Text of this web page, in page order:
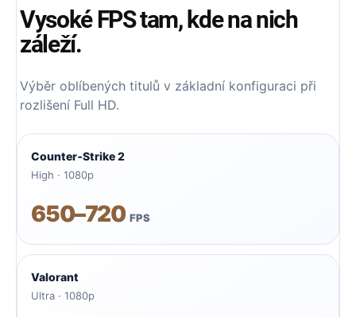
Vysoké FPS tam, kde na nich
záleží.
Výběr oblíbených titulů v základní konfiguraci při
rozlišení Full HD.
Counter‑Strike 2
High · 1080p
650–720FPS
Valorant
Ultra · 1080p